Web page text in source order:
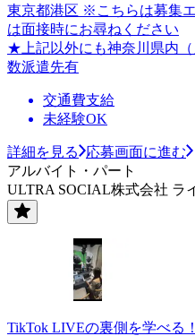
東京都港区 ※こちらは募集
は面接時にお尋ねください
★上記以外にも神奈川県内
数派遣先有
交通費支給
未経験OK
詳細を見る
応募画面に進む
アルバイト・パート
ULTRA SOCIAL株式会社 ラ
TikTok LIVEの裏側を学べる